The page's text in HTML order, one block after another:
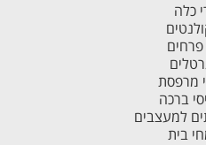
כלה
פרחים
מרפסת
ברכה
למעצבים
בית